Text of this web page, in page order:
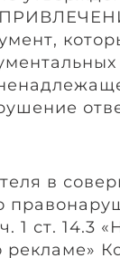
в
1 ст. 14.3
рекламе»